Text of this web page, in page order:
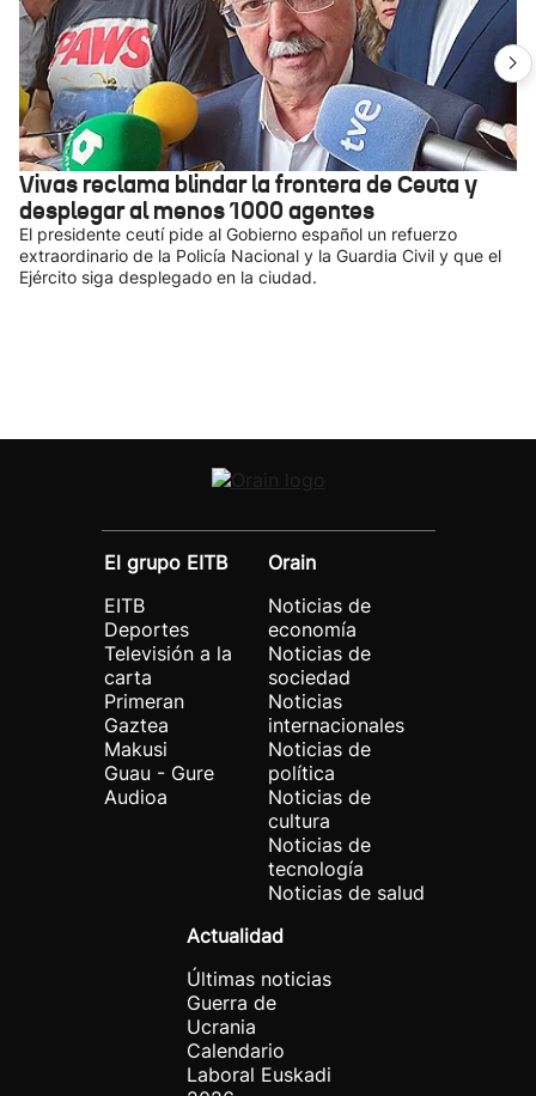
Vivas reclama blindar la frontera de Ceuta y
desplegar al menos 1000 agentes
El presidente ceutí pide al Gobierno español un refuerzo
extraordinario de la Policía Nacional y la Guardia Civil y que el
Ejército siga desplegado en la ciudad.
El grupo EITB
EITB
Deportes
Televisión a la
carta
Primeran
Gaztea
Makusi
Guau - Gure
Audioa
Orain
Noticias de
economía
Noticias de
sociedad
Noticias
internacionales
Noticias de
política
Noticias de
cultura
Noticias de
tecnología
Noticias de salud
Actualidad
Últimas noticias
Guerra de
Ucrania
Calendario
Laboral Euskadi